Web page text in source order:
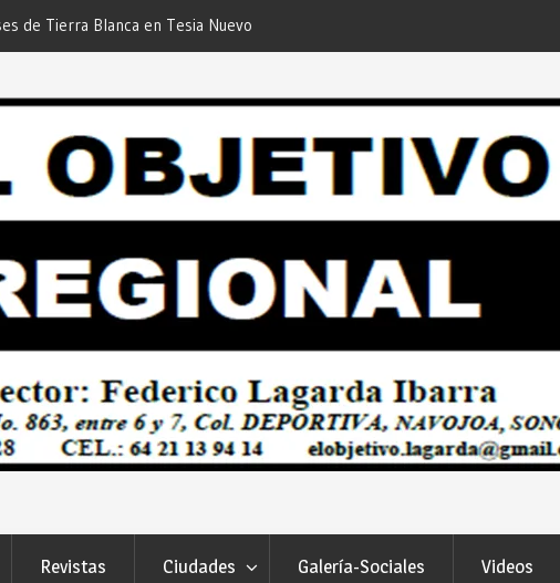
de Tierra Blanca en Tesia Nuevo
de Agua… Desde: Redacción “El
de la Asamblea para la Consulta de
Ley General de los Pueblos
Desde: Redacción “El
de DIF Navojoa a la Ampliación
de Servicios… Desde: Redacción
de Actuar por la Salud de
con las Familias de Huicochic”…
Objetivo Regional”.
las Casas de Salud Rurales de
Redacción “El Objetivo Regional”.
Revistas Ciudades Galería-Sociales Videos